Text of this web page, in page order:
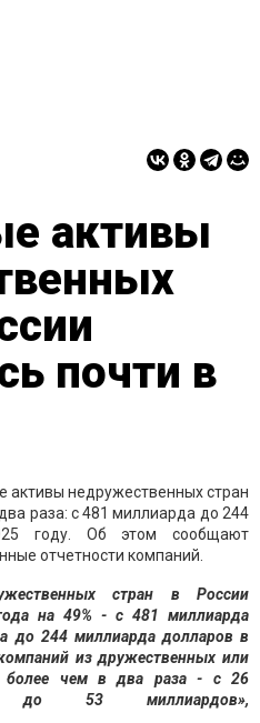
активы
почти в
активы недружественных стран
раза: с 481 миллиарда до 244
году. Об этом сообщают
отчетности компаний.
стран в России
на 49% - с 481 миллиарда
до 244 миллиарда долларов в
из дружественных или
более чем в два раза - с 26
до 53 миллиардов»,